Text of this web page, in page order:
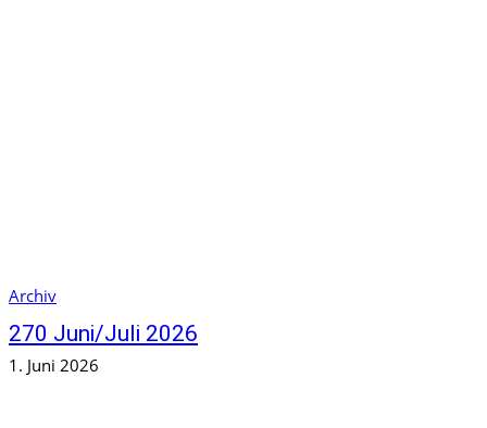
Archiv
270 Juni/Juli 2026
1. Juni 2026